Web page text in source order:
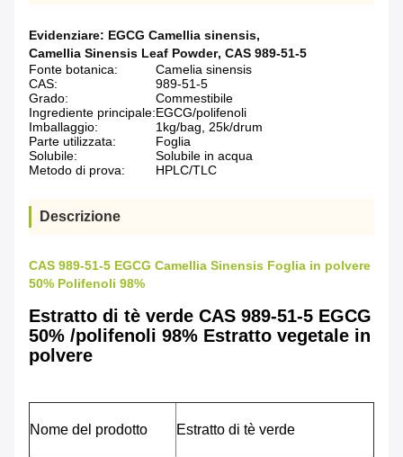
Evidenziare: EGCG Camellia sinensis,
Camellia Sinensis Leaf Powder, CAS 989-51-5
Fonte botanica:
Camelia sinensis
CAS:
989-51-5
Grado:
Commestibile
Ingrediente principale:EGCG/polifenoli
Imballaggio:
1kg/bag, 25k/drum
Parte utilizzata:
Foglia
Solubile:
Solubile in acqua
Metodo di prova:
HPLC/TLC
Descrizione
CAS 989-51-5 EGCG Camellia Sinensis Foglia in polvere
50% Polifenoli 98%
Estratto di tè verde CAS 989-51-5 EGCG
50% /polifenoli 98% Estratto vegetale in
polvere
Nome del prodotto Estratto di tè verde